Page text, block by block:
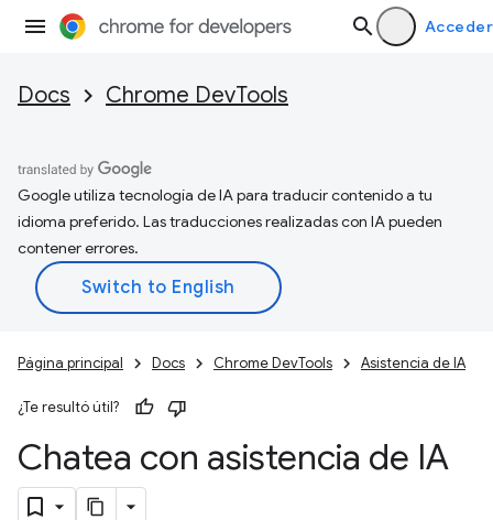
Acceder
Docs Chrome DevTools
Google utiliza tecnología de IA para traducir contenido a tu
idioma preferido. Las traducciones realizadas con IA pueden
contener errores.
Página principal Docs Chrome DevTools Asistencia de IA
¿Te resultó útil?
Chatea con asistencia de IA